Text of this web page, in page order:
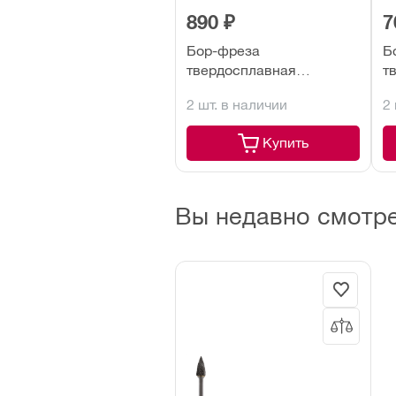
890 ₽
Бор-фреза
твердосплавная
M 8х20х65 мм хвостовик
6 мм (по алюминию)
2 шт. в наличии
Купить
6
2
Вы недавно